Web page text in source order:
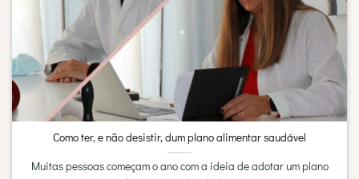
Como ter, e não desistir, dum plano alimentar saudável
Muitas pessoas começam o ano com a ideia de adotar um plano